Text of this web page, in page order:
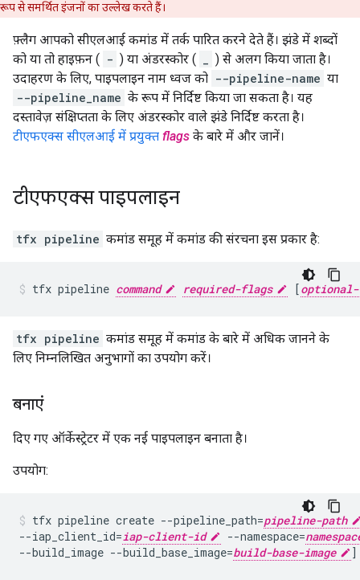
रूप से समर्थित इंजनों का उल्लेख करते हैं।
फ़्लैग आपको सीएलआई कमांड में तर्क पारित करने देते हैं। झंडे में शब्दों
को या तो हाइफ़न ( - ) या अंडरस्कोर (
) से अलग किया जाता है।
उदाहरण के लिए, पाइपलाइन नाम ध्वज को --pipeline-name या
--pipeline_name के रूप में निर्दिष्ट किया जा सकता है। यह
दस्तावेज़ संक्षिप्तता के लिए अंडरस्कोर वाले झंडे निर्दिष्ट करता है।
टीएफएक्स सीएलआई में प्रयुक्त flags के बारे में और जानें।
टीएफएक्स पाइपलाइन
tfx pipeline कमांड समूह में कमांड की संरचना इस प्रकार है:
tfx pipeline command required-flags [
tfx pipeline कमांड समूह में कमांड के बारे में अधिक जानने के
लिए निम्नलिखित अनुभागों का उपयोग करें।
बनाएं
दिए गए ऑर्केस्ट्रेटर में एक नई पाइपलाइन बनाता है।
उपयोग:
tfx pipeline create --pipeline_path=pipeline-path
--iap_client_id=iap-client-id --namespace=
--build_image --build_base_image=build-base-image